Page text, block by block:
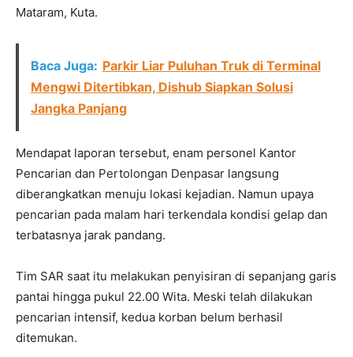
Mataram, Kuta.
Baca Juga: Parkir Liar Puluhan Truk di Terminal
Mengwi Ditertibkan, Dishub Siapkan Solusi
Jangka Panjang
Mendapat laporan tersebut, enam personel Kantor
Pencarian dan Pertolongan Denpasar langsung
diberangkatkan menuju lokasi kejadian. Namun upaya
pencarian pada malam hari terkendala kondisi gelap dan
terbatasnya jarak pandang.
Tim SAR saat itu melakukan penyisiran di sepanjang garis
pantai hingga pukul 22.00 Wita. Meski telah dilakukan
pencarian intensif, kedua korban belum berhasil
ditemukan.